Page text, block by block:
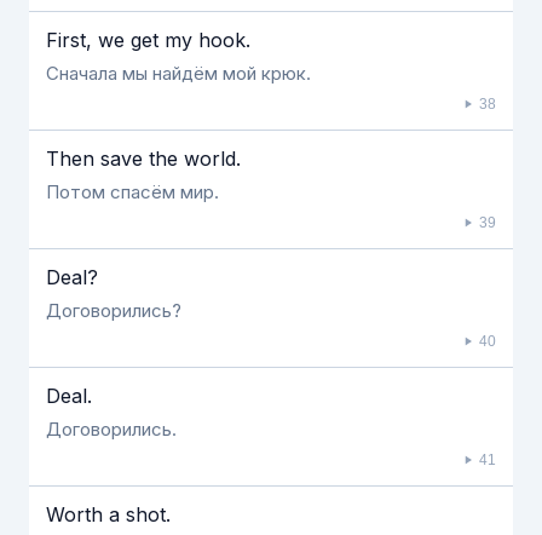
First, we get my hook.
Сначала мы найдём мой крюк.
38
Then save the world.
Потом спасём мир.
39
Deal?
Договорились?
40
Deal.
Договорились.
41
Worth a shot.